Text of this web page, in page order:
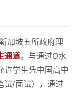
加坡五所政府理
通道。与通过O水
许学生凭中国高中
试/面试），通过